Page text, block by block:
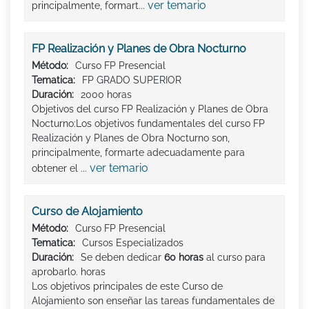
principalmente, formart... ver temario
FP Realización y Planes de Obra Nocturno
Método:
Curso FP Presencial
Tematica:
FP GRADO SUPERIOR
Duración:
2000 horas
Objetivos del curso FP Realización y Planes de Obra
Nocturno:Los objetivos fundamentales del curso FP
Realización y Planes de Obra Nocturno son,
principalmente, formarte adecuadamente para
obtener el ... ver temario
Curso de Alojamiento
Método:
Curso FP Presencial
Tematica:
Cursos Especializados
Duración:
Se deben dedicar 60 horas al curso para
aprobarlo. horas
Los objetivos principales de este Curso de
Alojamiento son enseñar las tareas fundamentales de